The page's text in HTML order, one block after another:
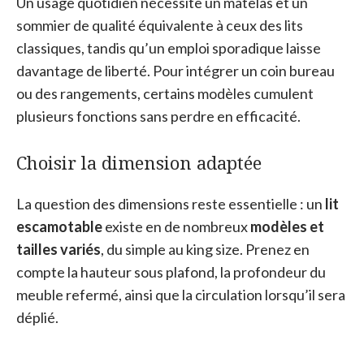
sommier de qualité équivalente à ceux des lits
classiques, tandis qu’un emploi sporadique laisse
davantage de liberté. Pour intégrer un coin bureau
ou des rangements, certains modèles cumulent
plusieurs fonctions sans perdre en efficacité.
Choisir la dimension adaptée
La question des dimensions reste essentielle : un lit
escamotableexiste en de nombreuxmodèles et
tailles variés, du simple au king size. Prenez en
compte la hauteur sous plafond, la profondeur du
meuble refermé, ainsi que la circulation lorsqu’il sera
déplié.